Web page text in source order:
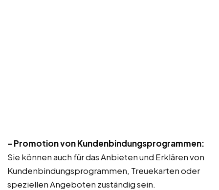
– Promotion von Kundenbindungsprogrammen:
Sie können auch für das Anbieten und Erklären von
Kundenbindungsprogrammen, Treuekarten oder
speziellen Angeboten zuständig sein.